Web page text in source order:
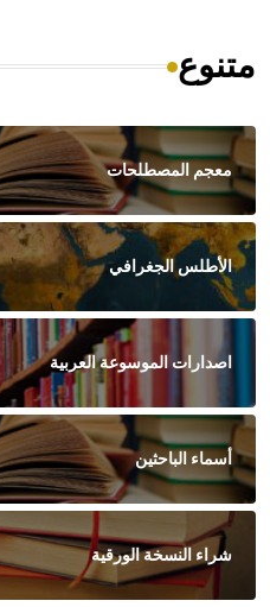
متنوع
معجم المصطلحات
الأطلس الجغرافي
اصدارات الموسوعة العربية
أسماء الباحثين
شراء النسخة الورقية